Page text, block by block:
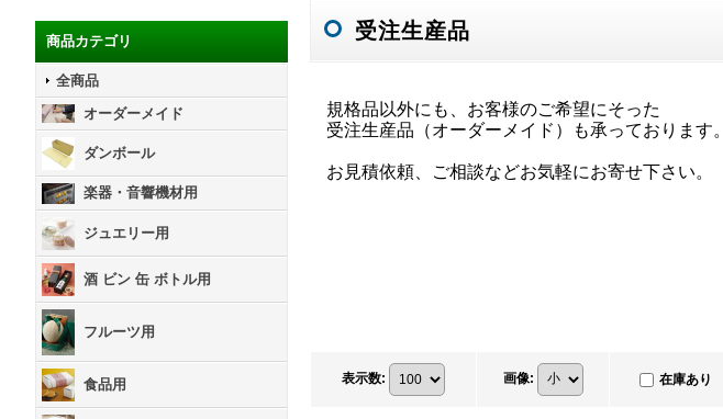
商品カテゴリ
全商品
オーダーメイド
ダンボール
楽器・音響機材用
ジュエリー用
酒 ビン 缶 ボトル用
フルーツ用
食品用
受注生産品
規格品以外にも、お客様のご希望にそった
受注生産品（オーダーメイド）も承っております。
お見積依頼、ご相談などお気軽にお寄せ下さい。
表示数: 画像: 在庫あり